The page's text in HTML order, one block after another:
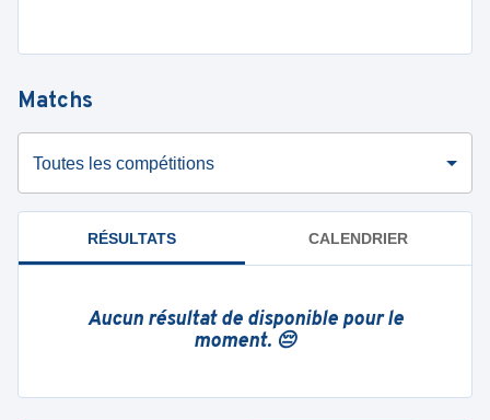
Matchs
Toutes les compétitions
RÉSULTATS CALENDRIER
Aucun résultat de disponible pour le
moment. 😔